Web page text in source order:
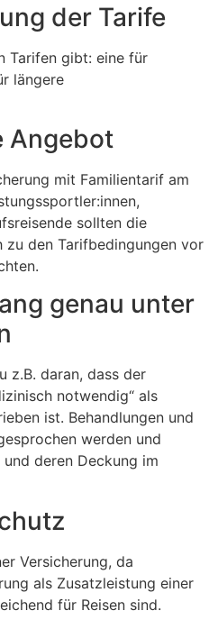
der Tarife
Tarifen gibt: eine für
längere
Angebot
mit Familientarif am
sollten die
zu den Tarifbedingungen vor
genau unter
z.B. daran, dass der
notwendig“ als
ist. Behandlungen und
werden und
deren Deckung im
Versicherung, da
als Zusatzleistung einer
für Reisen sind.